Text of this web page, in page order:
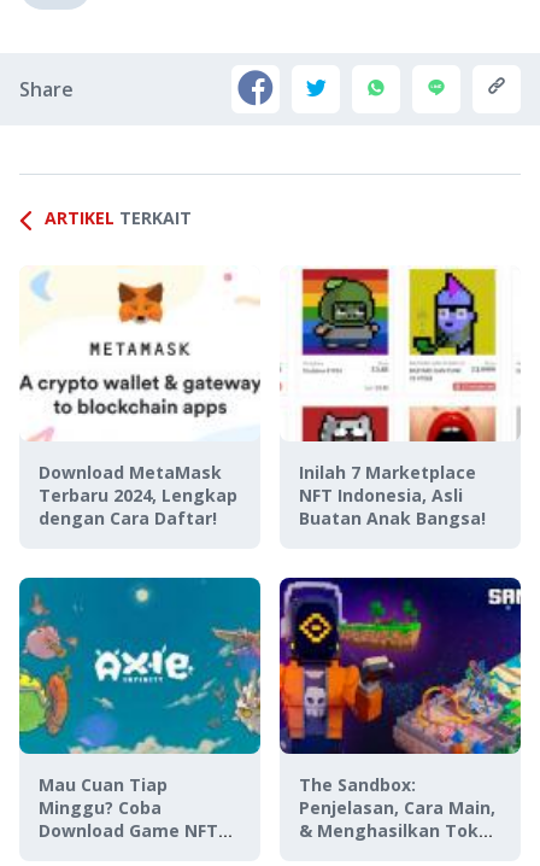
Share
ARTIKEL TERKAIT
Download MetaMask
Terbaru 2024, Lengkap
dengan Cara Daftar!
Inilah 7 Marketplace
NFT Indonesia, Asli
Buatan Anak Bangsa!
Mau Cuan Tiap
Minggu? Coba
Download Game NFT
The Sandbox:
Penjelasan, Cara Main,
& Menghasilkan Token